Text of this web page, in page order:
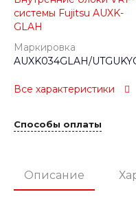
системы Fujitsu AUXK-
GLAH
Маркировка
AUXK034GLAH/
Все характеристики
Способы оплаты
Описание